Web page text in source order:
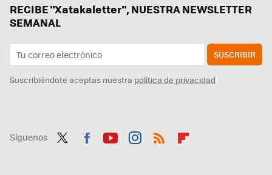
RECIBE "Xatakaletter", NUESTRA NEWSLETTER
SEMANAL
SUSCRIBIR
Suscribiéndote aceptas nuestra política de privacidad
Síguenos